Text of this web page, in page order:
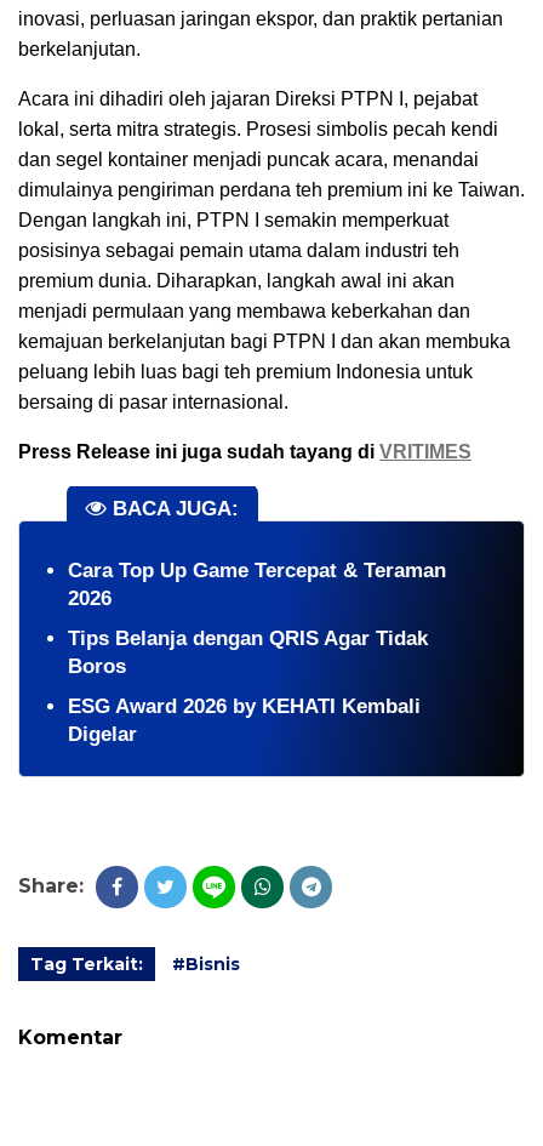
inovasi, perluasan jaringan ekspor, dan praktik pertanian
berkelanjutan.
Acara ini dihadiri oleh jajaran Direksi PTPN I, pejabat
lokal, serta mitra strategis. Prosesi simbolis pecah kendi
dan segel kontainer menjadi puncak acara, menandai
dimulainya pengiriman perdana teh premium ini ke Taiwan.
Dengan langkah ini, PTPN I semakin memperkuat
posisinya sebagai pemain utama dalam industri teh
premium dunia. Diharapkan, langkah awal ini akan
menjadi permulaan yang membawa keberkahan dan
kemajuan berkelanjutan bagi PTPN I dan akan membuka
peluang lebih luas bagi teh premium Indonesia untuk
bersaing di pasar internasional.
Press Release ini juga sudah tayang di VRITIMES
BACA JUGA:
Cara Top Up Game Tercepat & Teraman
2026
Tips Belanja dengan QRIS Agar Tidak
Boros
ESG Award 2026 by KEHATI Kembali
Digelar
Share:
Tag Terkait: #Bisnis
Komentar